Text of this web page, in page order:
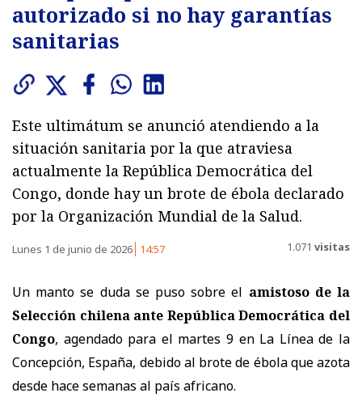
autorizado si no hay garantías
sanitarias
Este ultimátum se anunció atendiendo a la
situación sanitaria por la que atraviesa
actualmente la República Democrática del
Congo, donde hay un brote de ébola declarado
por la Organización Mundial de la Salud.
Lunes 1 de junio de 2026 14:57 1.071 visitas
Un manto se duda se puso sobre el amistoso de la
Selección chilena ante República Democrática del
Congo, agendado para el martes 9 en La Línea de la
Concepción, España, debido al brote de ébola que azota
desde hace semanas al país africano.